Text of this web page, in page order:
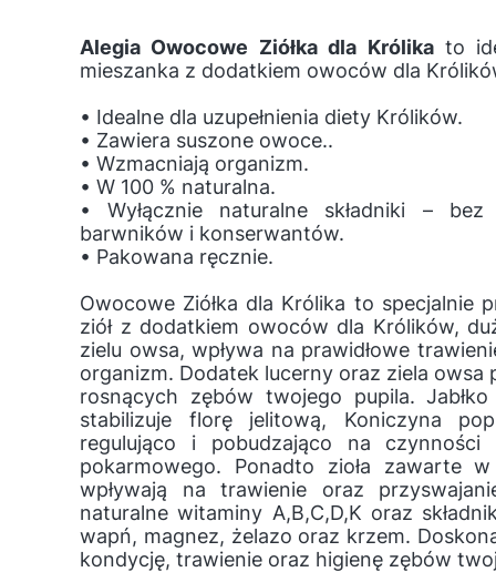
Alegia Owocowe Ziółka dla Królikato
mieszanka z dodatkiem owoców dla
• Idealne dla uzupełnienia diety Królików.
• Zawiera suszone owoce..
• Wzmacniają organizm.
• W 100 % naturalna.
• Wyłącznie naturalne składniki –
barwników i konserwantów.
• Pakowana ręcznie.
Owocowe Ziółka dla Królika to specjalnie
ziół z dodatkiem owoców dla Królików,
zielu owsa, wpływa na prawidłowe
organizm. Dodatek lucerny oraz ziela owsa
rosnących zębów twojego pupila.
stabilizuje florę jelitową, Koniczyna
regulująco i pobudzająco na czynności
pokarmowego. Ponadto zioła zawarte
wpływają na trawienie oraz
naturalne witaminy A,B,C,D,K oraz
wapń, magnez, żelazo oraz krzem.
kondycję, trawienie oraz higienę zębów